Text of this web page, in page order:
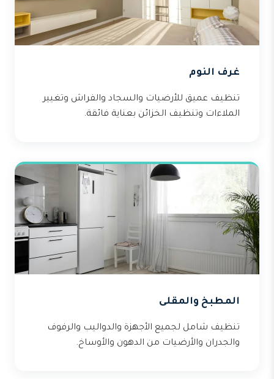
غرف النوم
تنظيف عميق للأرضيات والسجاد والفراش وتغيير
الملاءات وتنظيف الخزائن بعناية فائقة.
المطبخ والمقلى
تنظيف شامل لجميع الأجهزة والدواليب والرفوف
والجدران والأرضيات من الدهون والأوساخ.